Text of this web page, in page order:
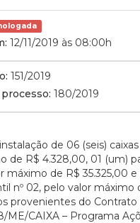
12/11/2019 às 08:00h
151/2019
180/2019
de 06 (seis)
de R$ 4.328,00, 01 (um)
máximo de R$ 35.325,00
nº 02, pelo valor máximo
provenientes do Contrato
ME/CAIXA – Programa